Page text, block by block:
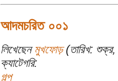
আদমচরিত ০০১
লিখেছেন মুখফোড়(তারিখ:
ক্যাটেগরি:
গল্প